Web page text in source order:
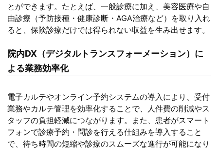
とができます。たとえば、一般診療に加え、美容医療や自
由診療（予防接種・健康診断・AGA治療など）を取り入れ
ると、保険診療だけでは得られない収益を生み出せます。
院内DX（デジタルトランスフォーメーション）に
よる業務効率化
電子カルテやオンライン予約システムの導入により、受付
業務やカルテ管理を効率化することで、人件費の削減やス
タッフの負担軽減につながります。また、患者がスマート
フォンで診療予約・問診を行える仕組みを導入すること
で、待ち時間の短縮や診療のスムーズな進行が可能になり